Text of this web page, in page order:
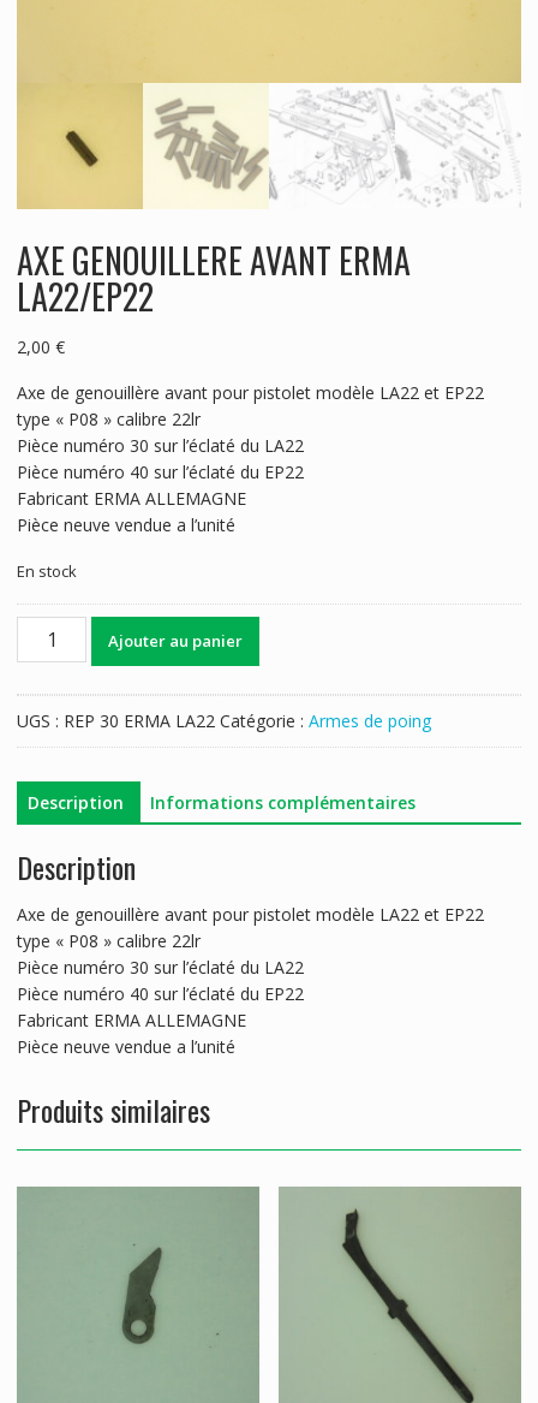
AXE GENOUILLERE AVANT ERMA
LA22/EP22
2,00 €
Axe de genouillère avant pour pistolet modèle LA22 et EP22
type « P08 » calibre 22lr
Pièce numéro 30 sur l’éclaté du LA22
Pièce numéro 40 sur l’éclaté du EP22
Fabricant ERMA ALLEMAGNE
Pièce neuve vendue a l’unité
En stock
quantité
AVANT
LA22/EP22
Ajouter au panier
UGS : REP 30 ERMA LA22 Catégorie : Armes de poing
Description Informations complémentaires
Description
Axe de genouillère avant pour pistolet modèle LA22 et EP22
type « P08 » calibre 22lr
Pièce numéro 30 sur l’éclaté du LA22
Pièce numéro 40 sur l’éclaté du EP22
Fabricant ERMA ALLEMAGNE
Pièce neuve vendue a l’unité
Produits similaires